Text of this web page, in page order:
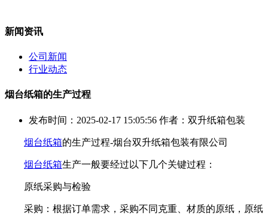
新闻资讯
公司新闻
行业动态
烟台纸箱的生产过程
发布时间：2025-02-17 15:05:56 作者：双升纸箱包装
烟台纸箱的生产过程-烟台双升纸箱包装有限公司
烟台纸箱生产一般要经过以下几个关键过程：
原纸采购与检验
采购：根据订单需求，采购不同克重、材质的原纸，原纸